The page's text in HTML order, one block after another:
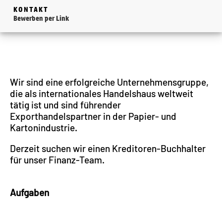
KONTAKT
Bewerben per Link
Wir sind eine erfolgreiche Unternehmensgruppe,
die als internationales Handelshaus weltweit
tätig ist und sind führender
Exporthandelspartner in der Papier- und
Kartonindustrie.
Derzeit suchen wir einen Kreditoren-Buchhalter
für unser Finanz-Team.
Aufgaben